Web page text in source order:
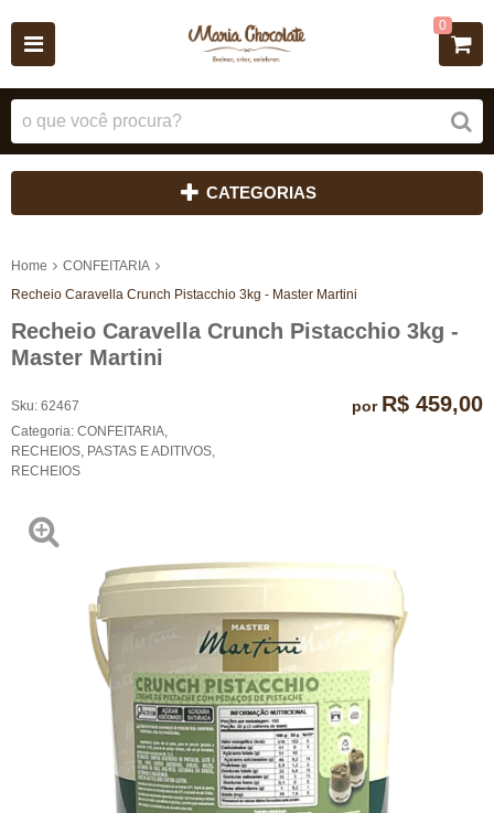
0
CATEGORIAS
Home
CONFEITARIA
Recheio Caravella Crunch Pistacchio 3kg - Master Martini
Recheio Caravella Crunch Pistacchio 3kg -
Master Martini
Sku: 62467
Categoria: CONFEITARIA
RECHEIOS, PASTAS E ADITIVOS
RECHEIOS
por R$ 459,00